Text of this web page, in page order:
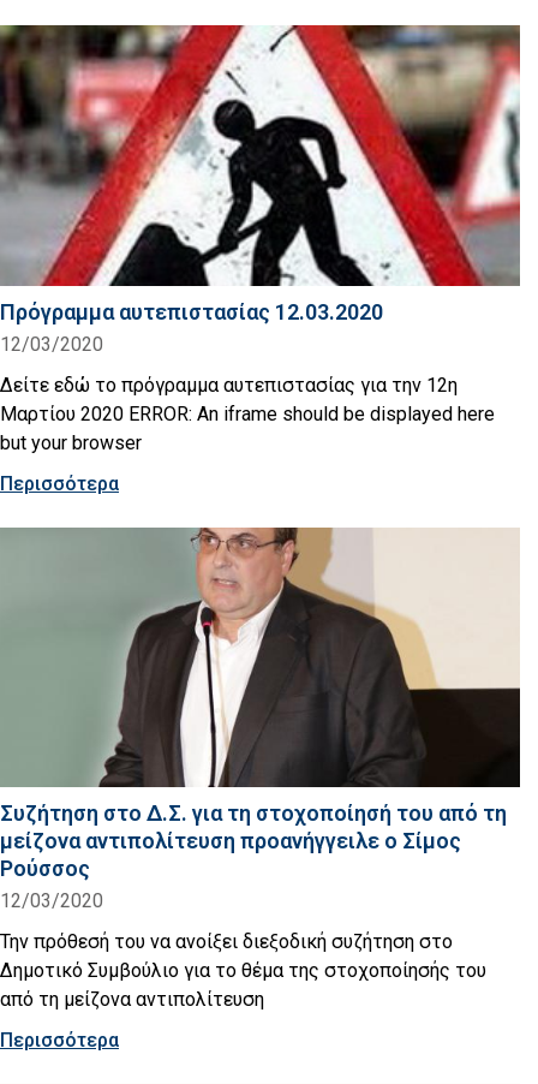
Πρόγραμμα αυτεπιστασίας 12.03.2020
12/03/2020
Δείτε εδώ το πρόγραμμα αυτεπιστασίας για την 12η
Μαρτίου 2020 ERROR: An iframe should be displayed here
but your browser
Περισσότερα
Συζήτηση στο Δ.Σ. για τη στοχοποίησή του από τη
μείζονα αντιπολίτευση προανήγγειλε ο Σίμος
Ρούσσος
12/03/2020
Την πρόθεσή του να ανοίξει διεξοδική συζήτηση στο
Δημοτικό Συμβούλιο για το θέμα της στοχοποίησής του
από τη μείζονα αντιπολίτευση
Περισσότερα